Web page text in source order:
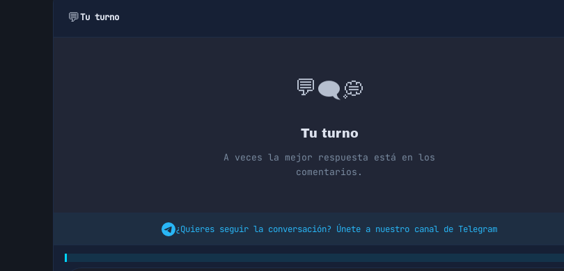
💬Tu turno
💬🗨️💭
Tu turno
A veces la mejor respuesta está en los
comentarios.
¿Quieres seguir la conversación? Únete a nuestro canal de Telegram